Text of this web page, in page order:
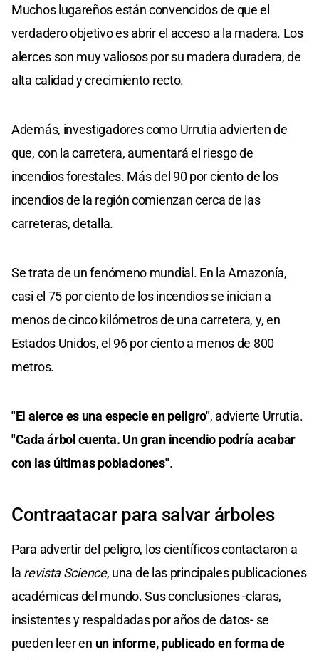
Muchos lugareños están convencidos de que el
verdadero objetivo es abrir el acceso a la madera. Los
alerces son muy valiosos por su madera duradera, de
alta calidad y crecimiento recto.
Además, investigadores como Urrutia advierten de
que, con la carretera, aumentará el riesgo de
incendios forestales. Más del 90 por ciento de los
incendios de la región comienzan cerca de las
carreteras, detalla.
Se trata de un fenómeno mundial. En la Amazonía,
casi el 75 por ciento de los incendios se inician a
menos de cinco kilómetros de una carretera, y, en
Estados Unidos, el 96 por ciento a menos de 800
metros.
"El alerce es una especie en peligro", advierte Urrutia.
"Cada árbol cuenta. Un gran incendio podría acabar
con las últimas poblaciones".
Contraatacar para salvar árboles
Para advertir del peligro, los científicos contactaron a
la revista Science, una de las principales publicaciones
académicas del mundo. Sus conclusiones -claras,
insistentes y respaldadas por años de datos- se
pueden leer en un informe, publicado en forma de